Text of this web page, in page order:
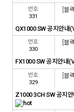
번호:
331
[블
번호:
330
[블
QX1000 SW 공지안내
번호:
329
[블
FX1000 SW 공지안내
Z1000 3CH SW 공지